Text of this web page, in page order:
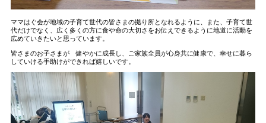
ママはぐ会が地域の子育て世代の皆さまの拠り所となれるように、また、子育て世
代だけでなく、広く多くの方に食や命の大切さをお伝えできるように地道に活動を
広めていきたいと思っています。
皆さまのお子さまが 健やかに成長し、ご家族全員が心身共に健康で、幸せに暮ら
していける手助けができれば嬉しいです。